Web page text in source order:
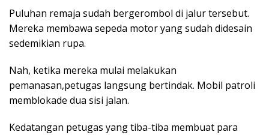
Puluhan remaja sudah bergerombol di jalur tersebut.
Mereka membawa sepeda motor yang sudah didesain
sedemikian rupa.
Nah, ketika mereka mulai melakukan
pemanasan,petugas langsung bertindak. Mobil patroli
memblokade dua sisi jalan.
Kedatangan petugas yang tiba-tiba membuat para